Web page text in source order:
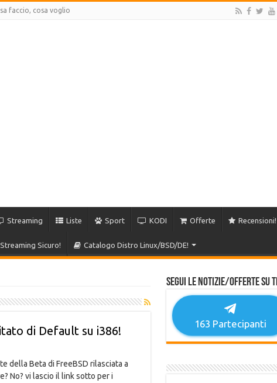
faccio, cosa voglio
Streaming Liste Sport KODI Offerte Recensioni!
Sicuro! Catalogo Distro Linux/BSD/DE!
di Default su i386!
della Beta di FreeBSD rilasciata a
No? vi lascio il link sotto per i
Segui le notizie/offerte su
163 Partecipanti